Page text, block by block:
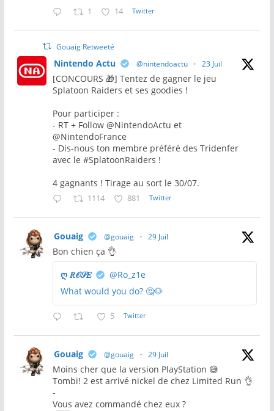
1 14 Twitter
Gouaig Retweeté
Nintendo Actu @nintendoactu · 23 Juil
[CONCOURS 🎁] Tentez de gagner le jeu
Splatoon Raiders et ses goodies !
Pour participer :
- RT + Follow @NintendoActu et
@NintendoFrance
- Dis-nous ton membre préféré des Tridenfer
avec le #SplatoonRaiders !
4 gagnants ! Tirage au sort le 30/07.
1114 881 Twitter
Gouaig @gouaig · 29 Juil
Bon chien ça 👌
ღ 𝑅𝒪𝒮𝐸
@Ro_z1e
What would you do? 🤔🐶
5 Twitter
Gouaig @gouaig · 29 Juil
Moins cher que la version PlayStation 😅
Tombi! 2 est arrivé nickel de chez Limited Run 👌
-
Vous avez commandé chez eux ?